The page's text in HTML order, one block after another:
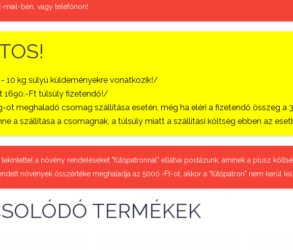
mail-ben, vagy telefonon!
10 kg súlyú küldeményekre vonatkozik!/
1690.-Ft túlsúly fizetendő!/
ot meghaladó csomag szállítása esetén, még ha eléri a fizetendő összeg a
a szállítása a csomagnak, a túlsúly miatt a szállítási költség ebben az
tekintettel a növény rendeléseket "fűtőpatronnal" ellátva postázunk, aminek a plusz
növények összértéke meghaladja az 5000.-Ft-ot, akkor a "fűtőpatron" nem kerül
TERMÉKEK